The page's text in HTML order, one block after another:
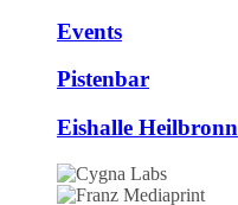
Events
Pistenbar
Eishalle Heilbronn